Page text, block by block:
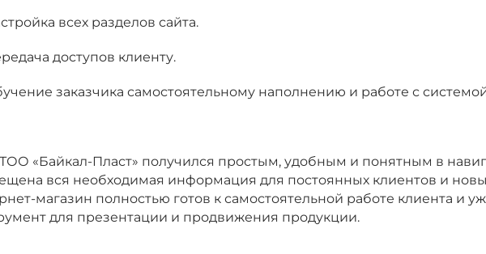
всех разделов сайта.
доступов клиенту.
заказчика самостоятельному наполнению и работе с
«Байкал-Пласт» получился простым, удобным и понятным в
вся необходимая информация для постоянных клиентов и
магазин полностью готов к самостоятельной работе клиента и
для презентации и продвижения продукции.